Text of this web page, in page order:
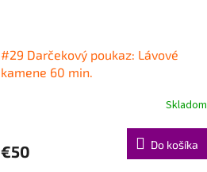
#29 Darčekový poukaz: Lávové
kamene 60 min.
Skladom
€50 Do košíka